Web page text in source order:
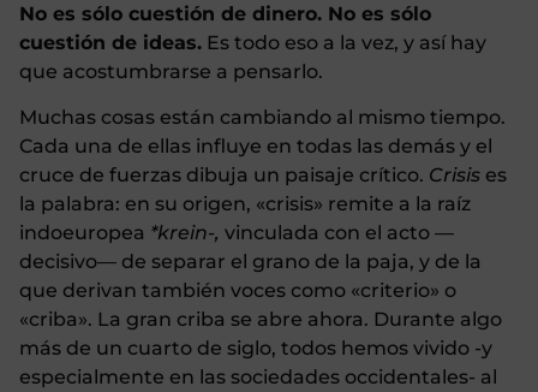
No es sólo cuestión de dinero. No es sólo
cuestión de ideas. Es todo eso a la vez, y así hay
que acostumbrarse a pensarlo.
Muchas cosas están cambiando al mismo tiempo.
Cada una de ellas influye en todas las demás y el
cruce de fuerzas dibuja un paisaje crítico. Crisis es
la palabra: en su origen, «crisis» remite a la raíz
indoeuropea *krein-, vinculada con el acto —
decisivo— de separar el grano de la paja, y de la
que derivan también voces como «criterio» o
«criba». La gran criba se abre ahora. Durante algo
más de un cuarto de siglo, todos hemos vivido -y
especialmente en las sociedades occidentales- al